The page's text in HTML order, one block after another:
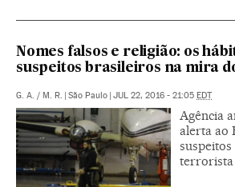
Nomes falsos e religião: os
suspeitos brasileiros na mira
G. A. / M. R. São Paulo JUL 22, 2016 - 21:05 EDT
Agência
alerta ao
terrorista